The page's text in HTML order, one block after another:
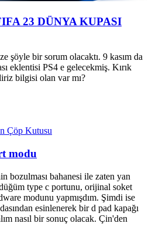
23 DÜNYA KUPASI
şöyle bir sorum olacaktı. 9 kasım da
eklentisi PS4 e gelecekmiş. Kırık
bilgisi olan var mı?
Çöp Kutusu
modu
bozulması bahanesi ile zaten yan
type c portunu, orijinal soket
modunu yapmışdım. Şimdi ise
esinlenerek bir d pad kapağı
nasıl bir sonuç olacak. Çin'den